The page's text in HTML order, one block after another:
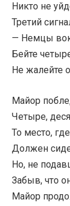
Никто не
Третий
— Немцы
Бейте
Не жалейте
Майор
Четыре,
То место,
Должен
Но, не
Забыв, что
Майор